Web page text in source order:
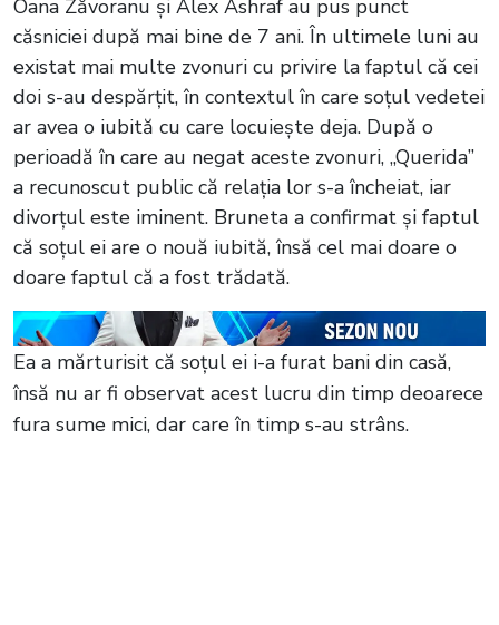
Oana Zăvoranu și Alex Ashraf au pus punct
căsniciei după mai bine de 7 ani. În ultimele luni au
existat mai multe zvonuri cu privire la faptul că cei
doi s-au despărțit, în contextul în care soțul vedetei
ar avea o iubită cu care locuiește deja. După o
perioadă în care au negat aceste zvonuri, „Querida”
a recunoscut public că relația lor s-a încheiat, iar
divorțul este iminent. Bruneta a confirmat și faptul
că soțul ei are o nouă iubită, însă cel mai doare o
doare faptul că a fost trădată.
Ea a mărturisit că soțul ei i-a furat bani din casă,
însă nu ar fi observat acest lucru din timp deoarece
fura sume mici, dar care în timp s-au strâns.